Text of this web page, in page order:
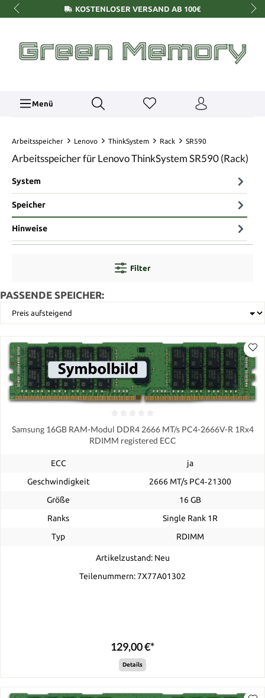
KOSTENLOSER VERSAND AB 100€
Menü
Arbeitsspeicher Lenovo ThinkSystem Rack SR590
Arbeitsspeicher für Lenovo ThinkSystem SR590 (Rack)
System
Speicher
Hinweise
Filter
PASSENDE SPEICHER:
Samsung 16GB RAM-Modul DDR4 2666 MT/s PC4-2666V-R 1Rx4
RDIMM registered ECC
ECC
ja
Geschwindigkeit
2666 MT/s PC4‑21300
Größe
16 GB
Ranks
Single Rank 1R
Typ
RDIMM
Artikelzustand: Neu
Teilenummern: 7X77A01302
129,00 €*
Details